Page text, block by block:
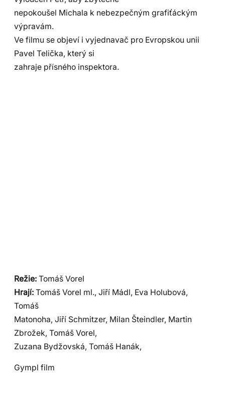
nepokoušel Michala k nebezpečným grafiťáckým
výpravám.
Ve filmu se objeví i vyjednavač pro Evropskou unii
Pavel Telička, který si
zahraje přísného inspektora.
Režie: Tomáš Vorel
Hrají: Tomáš Vorel ml., Jiří Mádl, Eva Holubová,
Tomáš
Matonoha, Jiří Schmitzer, Milan Šteindler, Martin
Zbrožek, Tomáš Vorel,
Zuzana Bydžovská, Tomáš Hanák,
Gympl film